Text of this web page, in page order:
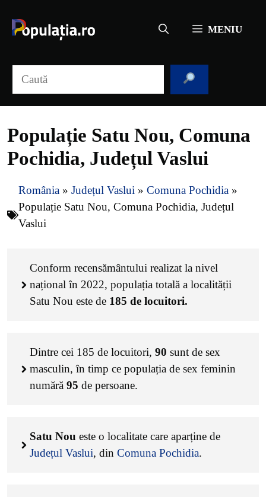
conținut
MENIU
Populație Satu Nou, Comuna
Pochidia, Județul Vaslui
România » Județul Vaslui » Comuna Pochidia »
Populație Satu Nou, Comuna Pochidia, Județul
Vaslui
Conform recensământului realizat la nivel
național în 2022, populația totală a localității
Satu Nou este de 185 de locuitori.
Dintre cei 185 de locuitori, 90 sunt de sex
masculin, în timp ce populația de sex feminin
numără 95 de persoane.
Satu Nou este o localitate care aparține de
Județul Vaslui, din Comuna Pochidia.